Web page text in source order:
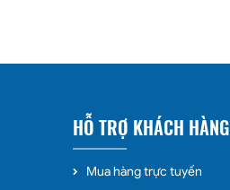
HỖ TRỢ KHÁCH HÀNG
Mua hàng trực tuyến